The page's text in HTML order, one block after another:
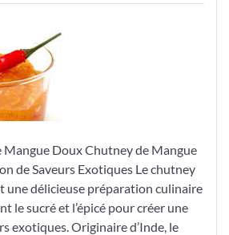
Doux Chutney de Mangue
de Saveurs Exotiques Le chutney
une délicieuse préparation culinaire
le sucré et l’épicé pour créer une
exotiques. Originaire d’Inde, le